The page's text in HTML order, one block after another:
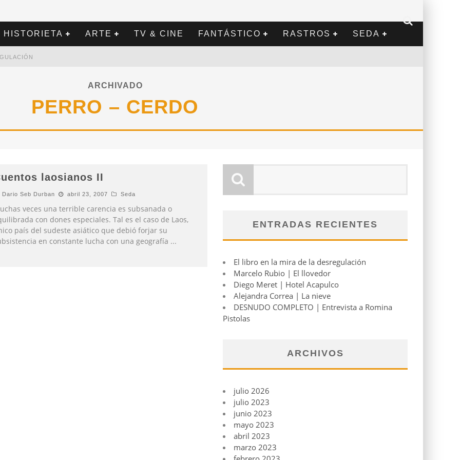
HISTORIETA ARTE TV & CINE FANTÁSTICO RASTROS SEDA
ARCHIVADO
PERRO – CERDO
laosianos II
Dario Seb Durban abril 23, 2007 Seda
veces una terrible carencia es subsanada o
con dones especiales. Tal es el caso de Laos,
país del sudeste asiático que debió forjar su
en constante lucha con una geografía ...
ENTRADAS RECIENTES
El libro en la mira de la desregulación
Marcelo Rubio | El llovedor
Diego Meret | Hotel Acapulco
Alejandra Correa | La nieve
DESNUDO COMPLETO | Entrevista a Romina
Pistolas
ARCHIVOS
julio 2026
julio 2023
junio 2023
mayo 2023
abril 2023
marzo 2023